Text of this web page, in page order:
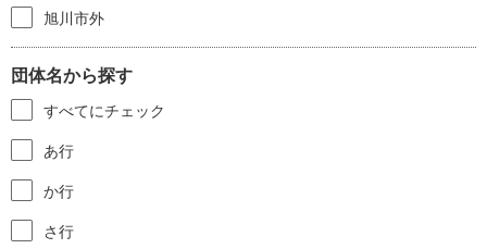
旭川市外
団体名から探す
すべてにチェック
あ行
か行
さ行